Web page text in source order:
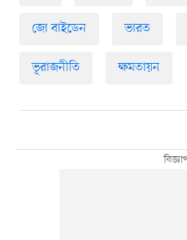
জো বাইডেন ভারত
ভূরাজনীতি ক্ষমতায়ন